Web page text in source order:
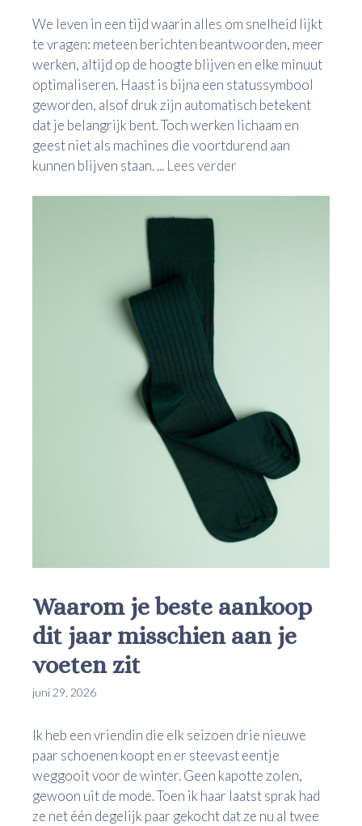
We leven in een tijd waarin alles om snelheid lijkt
te vragen: meteen berichten beantwoorden, meer
werken, altijd op de hoogte blijven en elke minuut
optimaliseren. Haast is bijna een statussymbool
geworden, alsof druk zijn automatisch betekent
dat je belangrijk bent. Toch werken lichaam en
geest niet als machines die voortdurend aan
kunnen blijven staan. ... Lees verder
Waarom je beste aankoop
dit jaar misschien aan je
voeten zit
juni 29, 2026
Ik heb een vriendin die elk seizoen drie nieuwe
paar schoenen koopt en er steevast eentje
weggooit voor de winter. Geen kapotte zolen,
gewoon uit de mode. Toen ik haar laatst sprak had
ze net één degelijk paar gekocht dat ze nu al twee